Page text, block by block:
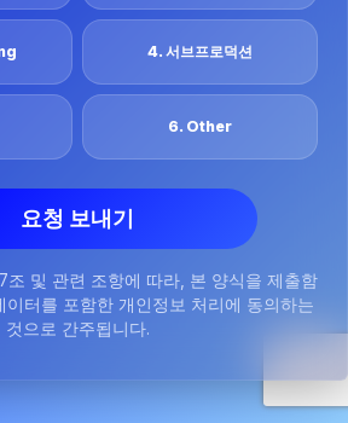
4. 서브프로덕션
6. Other
요청 보내기
조 및 관련 조항에 따라, 본 양식을 제출함
이터를 포함한 개인정보 처리에 동의하는
것으로 간주됩니다.